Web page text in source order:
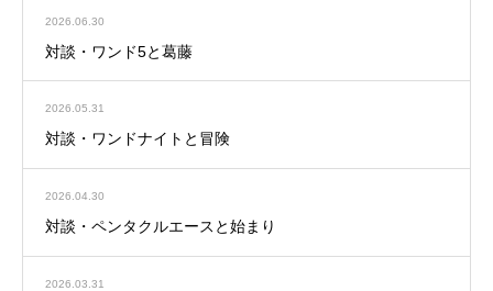
2026.06.30
対談・ワンド5と葛藤
2026.05.31
対談・ワンドナイトと冒険
2026.04.30
対談・ペンタクルエースと始まり
2026.03.31